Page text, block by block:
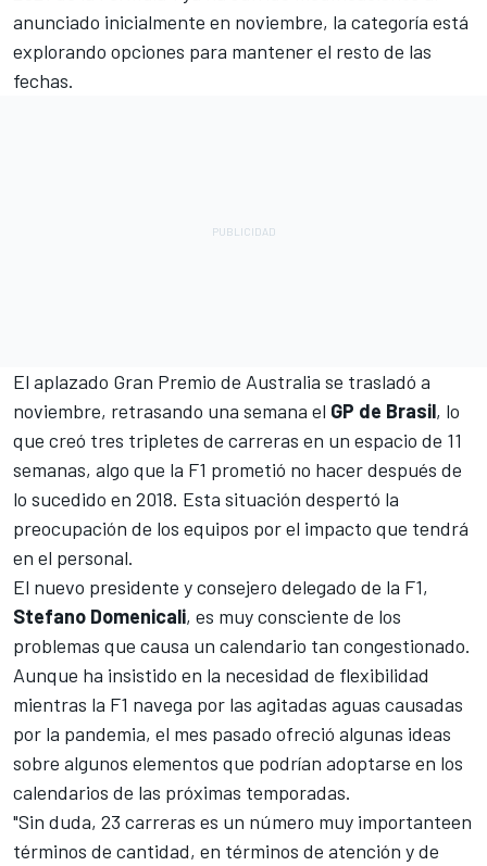
anunciado inicialmente en noviembre, la categoría está
explorando opciones para mantener el resto de las
fechas.
El aplazado Gran Premio de Australia se trasladó a
noviembre, retrasando una semana el GP de Brasil, lo
que creó tres tripletes de carreras en un espacio de 11
semanas, algo que la F1 prometió no hacer después de
lo sucedido en 2018. Esta situación despertó la
preocupación de los equipos por el impacto que tendrá
en el personal.
El nuevo presidente y consejero delegado de la F1,
Stefano Domenicali, es muy consciente de los
problemas que causa un calendario tan congestionado.
Aunque ha insistido en la necesidad de flexibilidad
mientras la F1 navega por las agitadas aguas causadas
por la pandemia, el mes pasado ofreció algunas ideas
sobre algunos elementos que podrían adoptarse en los
calendarios de las próximas temporadas.
"Sin duda, 23 carreras es un número muy importanteen
términos de cantidad, en términos de atención y de